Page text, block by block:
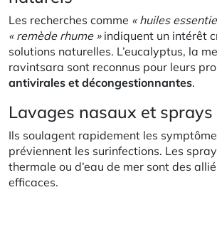
Les recherches comme « huiles
« remède rhume »indiquent un intérêt
solutions naturelles. L’eucalyptus, la
ravintsara sont reconnus pour leurs
antivirales et décongestionnantes.
Lavages nasaux et sprays
Ils soulagent rapidement les
préviennent les surinfections. Les
thermale ou d’eau de mer sont des
efficaces.